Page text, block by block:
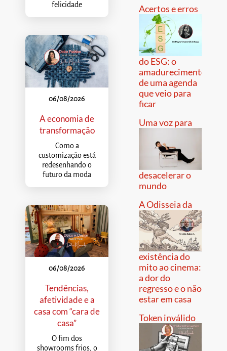
felicidade
06/08/2026
A economia de
transformação
Como a
customização está
redesenhando o
futuro da moda
06/08/2026
Tendências,
afetividade e a
casa com “cara de
casa”
O fim dos
showrooms frios, o
Acertos e erros
do ESG: o
amadurecimento
de uma agenda
que veio para
ficar
Uma voz para
desacelerar o
mundo
A Odisseia da
existência do
mito ao cinema:
a dor do
regresso e o não
estar em casa
Token inválido